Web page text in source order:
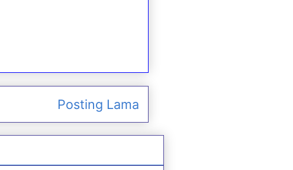
Posting Lama